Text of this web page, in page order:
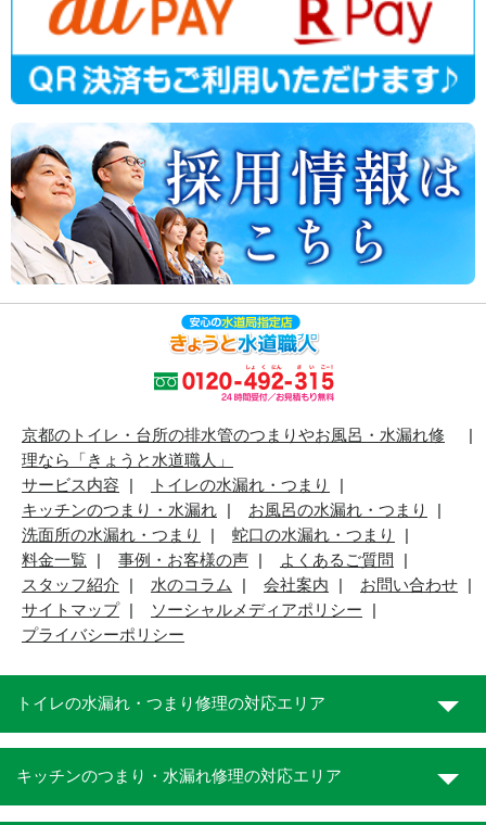
京都のトイレ・台所の排水管のつまりやお風呂・水漏れ修
理なら「きょうと水道職人」
サービス内容
トイレの水漏れ・つまり
キッチンのつまり・水漏れ
お風呂の水漏れ・つまり
洗面所の水漏れ・つまり
蛇口の水漏れ・つまり
料金一覧
事例・お客様の声
よくあるご質問
スタッフ紹介
水のコラム 会社案内
お問い合わせ
サイトマップ
ソーシャルメディアポリシー
プライバシーポリシー
トイレの水漏れ・つまり修理の対応エリア
キッチンのつまり・水漏れ修理の対応エリア